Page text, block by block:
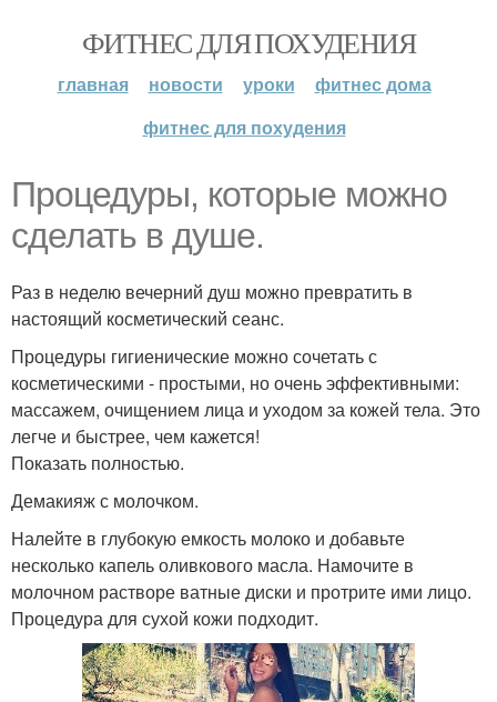
ФИТНЕС ДЛЯ ПОХУДЕНИЯ
главная новости уроки
фитнес дома
фитнес для похудения
Процедуры, которые можно
сделать в душе.
Раз в неделю вечерний душ можно превратить в
настоящий косметический сеанс.
Процедуры гигиенические можно сочетать с
косметическими - простыми, но очень эффективными:
массажем, очищением лица и уходом за кожей тела. Это
легче и быстрее, чем кажется!
Показать полностью.
Демакияж с молочком.
Налейте в глубокую емкость молоко и добавьте
несколько капель оливкового масла. Намочите в
молочном растворе ватные диски и протрите ими лицо.
Процедура для сухой кожи подходит.